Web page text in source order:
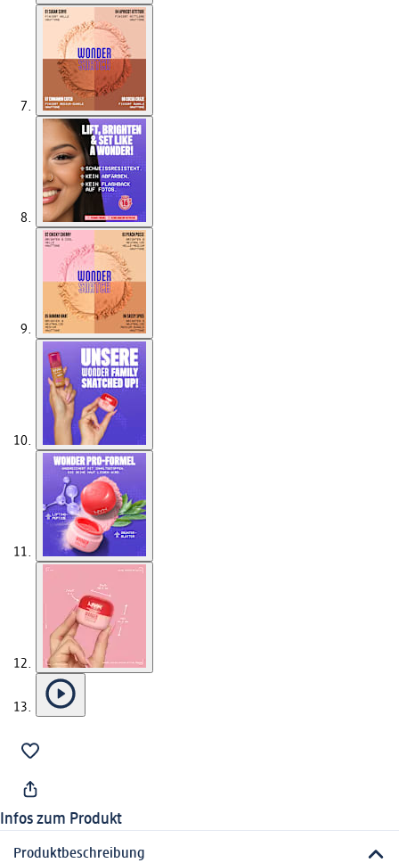
Infos zum Produkt
Produktbeschreibung